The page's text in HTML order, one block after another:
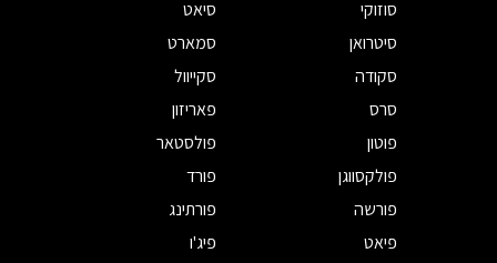
סוזוקי
סיאט
סיטרואן
סמארט
סקודה
סקייוול
סרס
פאריזון
פוטון
פולסטאר
פולקסווגן
פורד
פורשה
פורתינג
פיאט
פיג'ו